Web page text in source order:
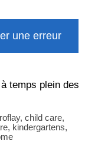
une erreur
temps plein des
child care,
kindergartens,